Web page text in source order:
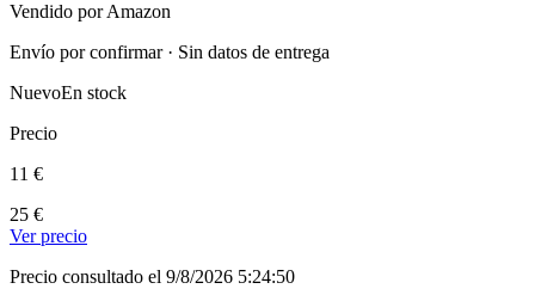
Vendido por Amazon
Envío por confirmar · Sin datos de entrega
NuevoEn stock
Precio
11 €
25 €
Ver precio
Precio consultado el 9/8/2026 5:24:50